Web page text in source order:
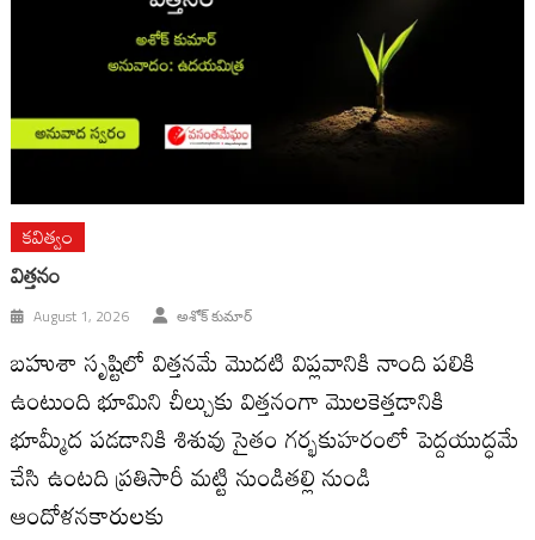
కవిత్వం
విత్తనం
August 1, 2026 అశోక్ కుమార్
బహుశా సృష్టిలో విత్తనమే మొదటి విప్లవానికి నాంది పలికి
ఉంటుంది భూమిని చీల్చుకు విత్తనంగా మొలకెత్తడానికి
భూమ్మీద పడడానికి శిశువు సైతం గర్భకుహరంలో పెద్దయుద్ధమే
చేసి ఉంటది ప్రతిసారీ మట్టి నుండితల్లి నుండి
ఆందోళనకారులకు